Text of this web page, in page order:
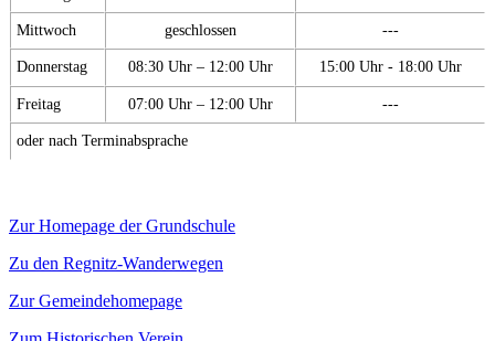
Mittwoch geschlossen ---
Donnerstag 08:30 Uhr – 12:00 Uhr 15:00 Uhr - 18:00 Uhr
Freitag 07:00 Uhr – 12:00 Uhr ---
oder nach Terminabsprache
Zur Homepage der Grundschule
Zu den Regnitz-Wanderwegen
Zur Gemeindehomepage